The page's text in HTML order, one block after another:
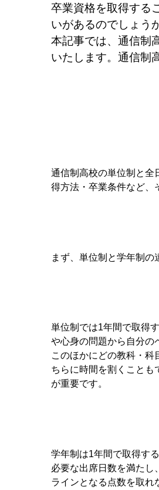
卒業資格を取得する
いがあるのでしょう
本記事では、通信制
いたします。 通信制
通信制高校の単位制と全
得方法・卒業条件など、
まず、単位制と学年制の
単位制では1年間で取得
や心身の問題から自分の
このほかにどの教科・科
ちらに時間を割くことも
が重要です。
学年制は1年間で取得す
必要な出席日数を満たし
ラインとなる点数を取れ